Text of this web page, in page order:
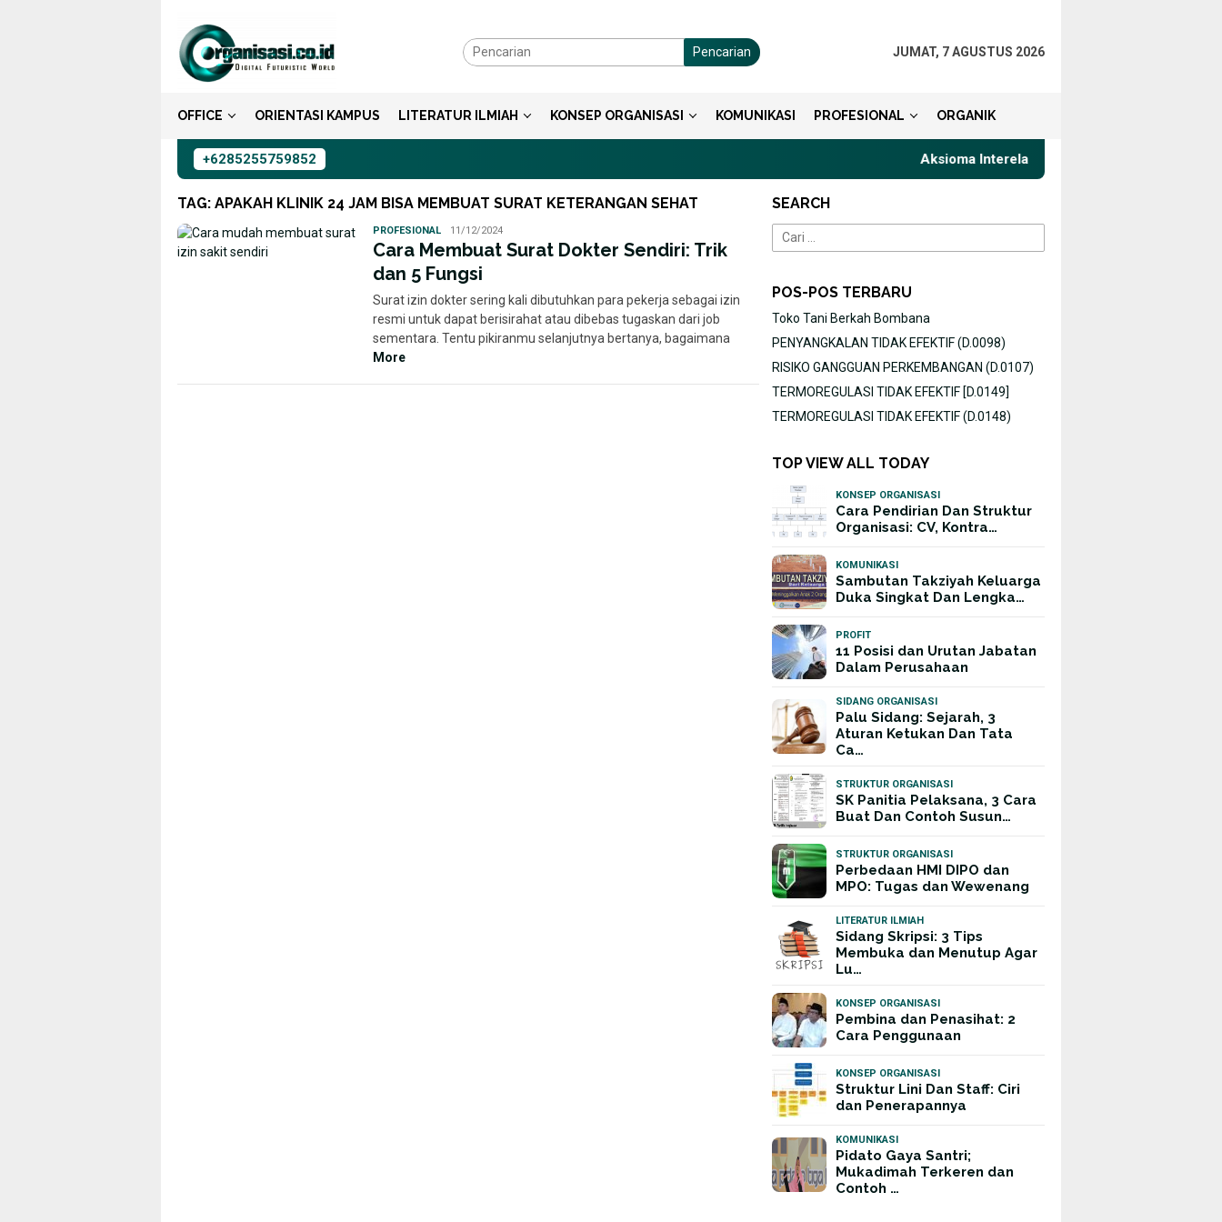
konten
Pencarian JUMAT, 7 AGUSTUS 2026
OFFICE ORIENTASI KAMPUS LITERATUR ILMIAH KONSEP ORGANISASI KOMUNIKASI PROFESIONAL ORGANIK
+6285255759852 Aksioma Interelasi, Belajar Privat Gaya
TAG: APAKAH KLINIK 24 JAM BISA MEMBUAT SURAT KETERANGAN SEHAT
PROFESIONALAyu11/12/2024
Cara Membuat Surat Dokter Sendiri: Trik
dan 5 Fungsi
Surat izin dokter sering kali dibutuhkan para pekerja sebagai izin
resmi untuk dapat berisirahat atau dibebas tugaskan dari job
sementara. Tentu pikiranmu selanjutnya bertanya, bagaimana
More
SEARCH
Cari
untuk:
POS-POS TERBARU
Toko Tani Berkah Bombana
PENYANGKALAN TIDAK EFEKTIF (D.0098)
RISIKO GANGGUAN PERKEMBANGAN (D.0107)
TERMOREGULASI TIDAK EFEKTIF [D.0149]
TERMOREGULASI TIDAK EFEKTIF (D.0148)
TOP VIEW ALL TODAY
KONSEP ORGANISASI
Cara Pendirian Dan Struktur
Organisasi: CV, Kontra…
KOMUNIKASI
Sambutan Takziyah Keluarga
Duka Singkat Dan Lengka…
PROFIT
11 Posisi dan Urutan Jabatan
Dalam Perusahaan
SIDANG ORGANISASI
Palu Sidang: Sejarah, 3
Aturan Ketukan Dan Tata
Ca…
STRUKTUR ORGANISASI
SK Panitia Pelaksana, 3 Cara
Buat Dan Contoh Susun…
STRUKTUR ORGANISASI
Perbedaan HMI DIPO dan
MPO: Tugas dan Wewenang
LITERATUR ILMIAH
Sidang Skripsi: 3 Tips
Membuka dan Menutup Agar
Lu…
KONSEP ORGANISASI
Pembina dan Penasihat: 2
Cara Penggunaan
KONSEP ORGANISASI
Struktur Lini Dan Staff: Ciri
dan Penerapannya
KOMUNIKASI
Pidato Gaya Santri;
Mukadimah Terkeren dan
Contoh …